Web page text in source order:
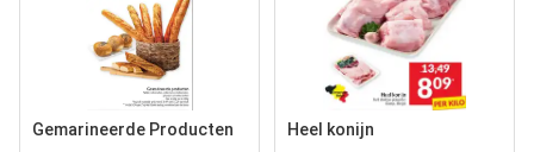
Gemarineerde Producten Heel konijn